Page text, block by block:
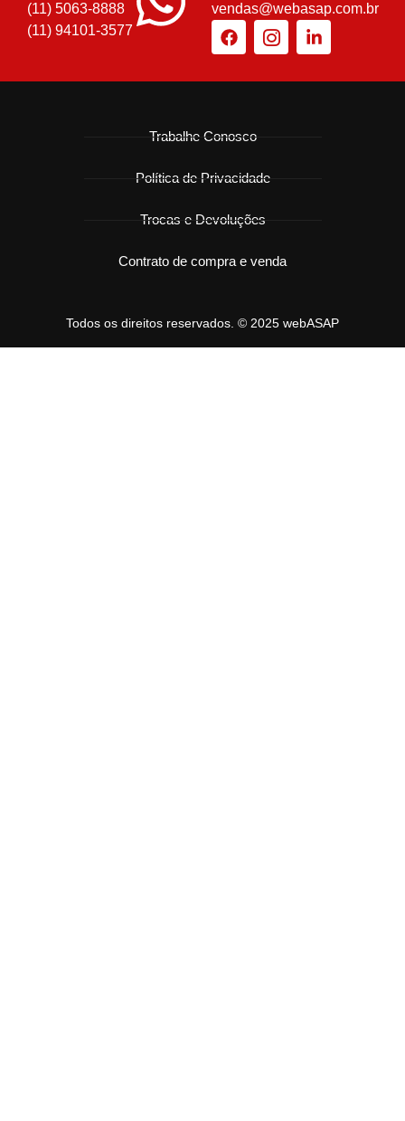
(11) 5063-8888
(11) 94101-3577
vendas@webasap.com.br
Todos os direitos reservados. © 2025 webASAP
Trabalhe Conosco
Política de Privacidade
Trocas e Devoluções
Contrato de compra e venda